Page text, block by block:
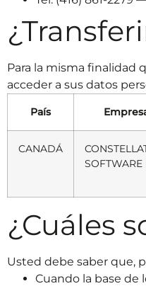
Para la misma finalidad
acceder a sus datos
País
CANADÁ
SOFTWARE
¿Cuáles
Usted debe saber que,
Cuando la base